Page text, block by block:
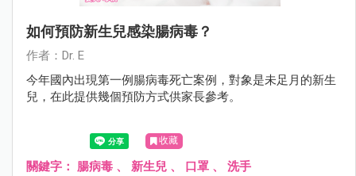
如何預防新生兒感染腸病毒？
作者：Dr. E
今年國內出現第一例腸病毒死亡案例，對象是未足月的新生
兒，在此提供幾個預防方式供家長參考。
收藏
關鍵字： 腸病毒 、 新生兒 、 口罩 、 洗手